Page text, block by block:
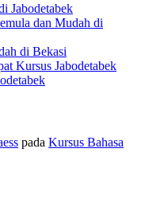
Jabodetabek
dan Mudah di
di Bekasi
Kursus Jabodetabek
pada Kursus Bahasa